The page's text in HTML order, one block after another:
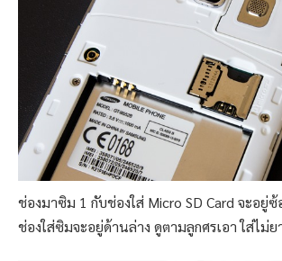
ช่องมาซิม 1 กับช่องใส่ Micro SD Card จะอยู่
ช่องใส่ซิมจะอยู่ด้านล่าง ดูตามลูกศรเอา ใส่ไม่ย